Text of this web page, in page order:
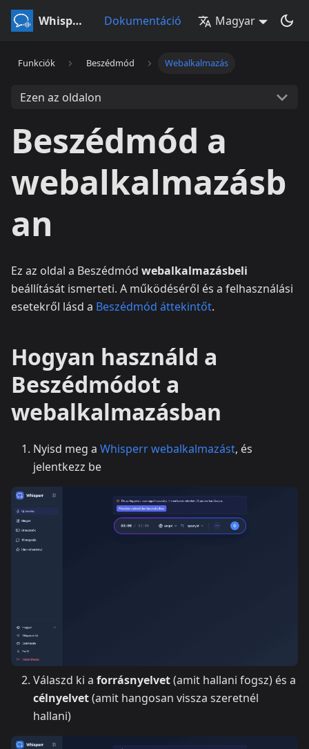
Whisperr Dokumentáció Magyar
Funkciók Beszédmód Webalkalmazás
Ezen az oldalon
Beszédmód a
webalkalmazásb
an
Ez az oldal a Beszédmód webalkalmazásbeli
beállítását ismerteti. A működéséről és a felhasználási
esetekről lásd a Beszédmód áttekintőt.
Hogyan használd a
Beszédmódot a
webalkalmazásban
Nyisd meg a Whisperr webalkalmazást, és
jelentkezz be
Válaszd ki a forrásnyelvet(amit hallani fogsz) és a
célnyelvet(amit hangosan vissza szeretnél
hallani)